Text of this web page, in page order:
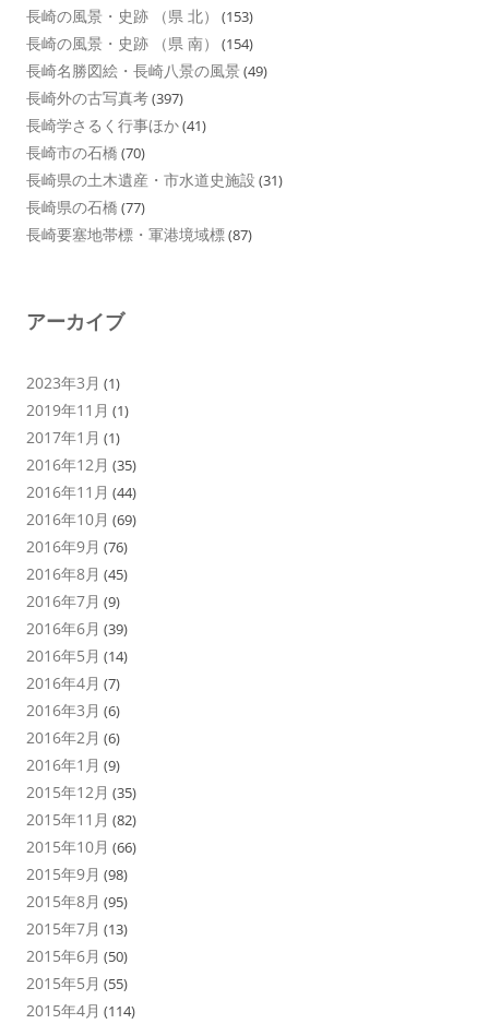
長崎の風景・史跡 （県 北） (153)
長崎の風景・史跡 （県 南） (154)
長崎名勝図絵・長崎八景の風景 (49)
長崎外の古写真考(397)
長崎学さるく行事ほか(41)
長崎市の石橋 (70)
長崎県の土木遺産・市水道史施設 (31)
長崎県の石橋 (77)
長崎要塞地帯標・軍港境域標(87)
アーカイブ
2023年3月 (1)
2019年11月 (1)
2017年1月 (1)
2016年12月 (35)
2016年11月 (44)
2016年10月 (69)
2016年9月 (76)
2016年8月 (45)
2016年7月 (9)
2016年6月 (39)
2016年5月 (14)
2016年4月 (7)
2016年3月 (6)
2016年2月 (6)
2016年1月 (9)
2015年12月 (35)
2015年11月 (82)
2015年10月 (66)
2015年9月 (98)
2015年8月 (95)
2015年7月 (13)
2015年6月 (50)
2015年5月 (55)
2015年4月 (114)